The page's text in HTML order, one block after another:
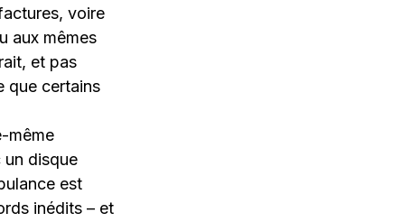
voire
aux mêmes
et pas
que certains
même
un disque
est
inédits – et